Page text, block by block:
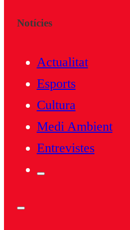
Notícies
Actualitat
Esports
Cultura
Medi Ambient
Entrevistes